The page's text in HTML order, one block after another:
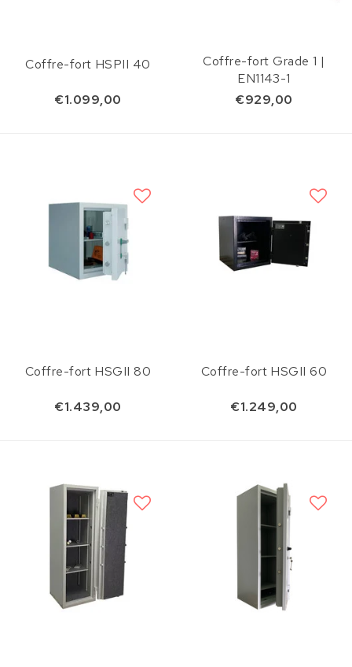
Coffre-fort HSPII 40
€1.099,00
Coffre-fort Grade 1 |
EN1143-1
€929,00
Coffre-fort HSGII 80
€1.439,00
Coffre-fort HSGII 60
€1.249,00